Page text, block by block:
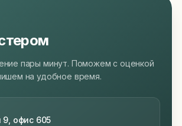
пары минут. Поможем с оценкой
на удобное время.
9, офис 605